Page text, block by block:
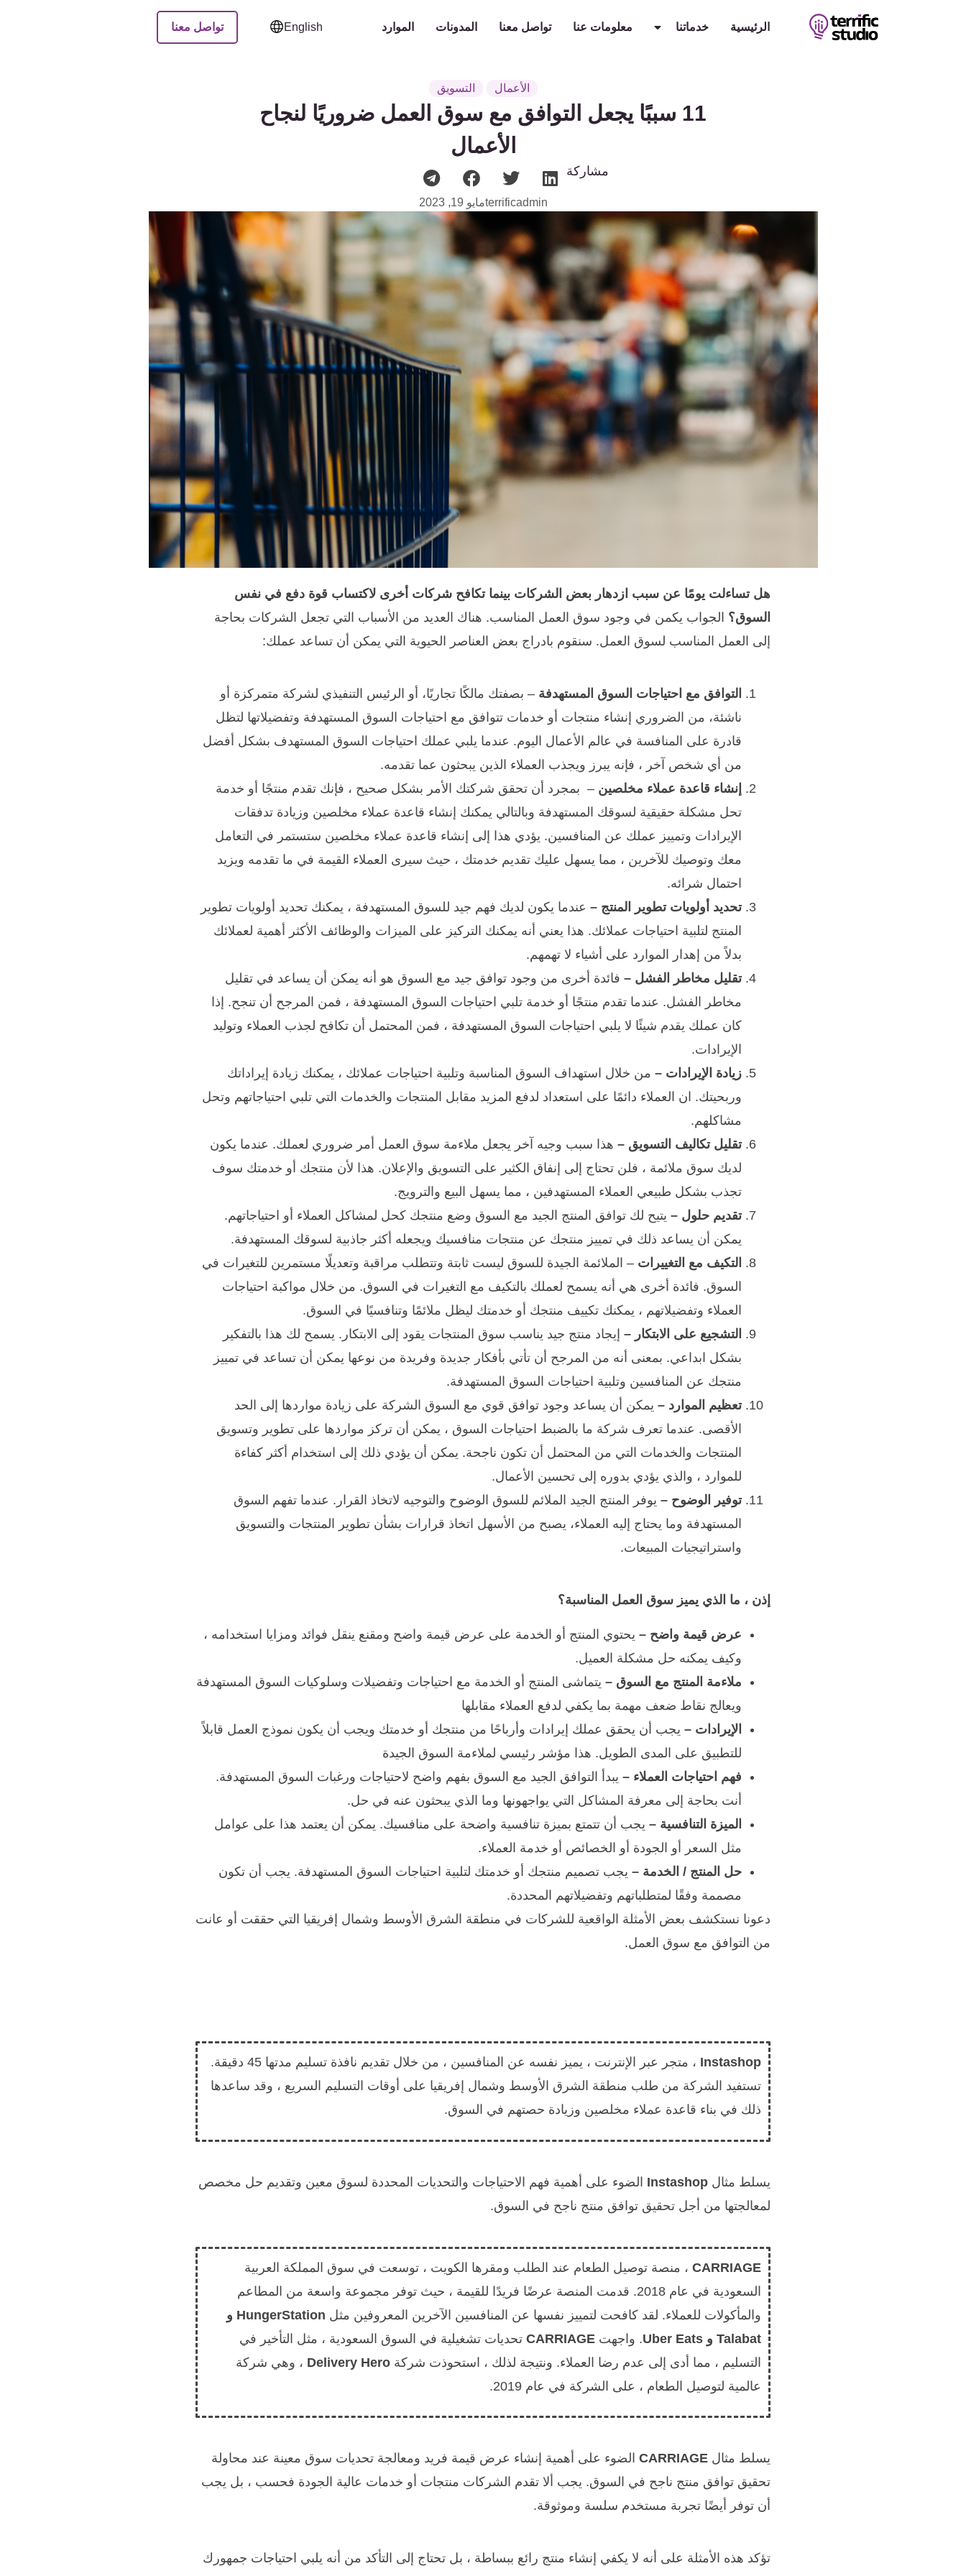
الرئيسية خدماتنا معلومات عنا تواصل معنا المدونات الموارد English تواصل معنا
الأعمال التسويق
11 سببًا يجعل التوافق مع سوق العمل ضروريًا لنجاح
الأعمال
مشاركة
terrificadminمايو 19, 2023
هل تساءلت يومًا عن سبب ازدهار بعض الشركات بينما تكافح شركات أخرى لاكتساب قوة دفع في نفس
السوق؟ الجواب يكمن في وجود سوق العمل المناسب. هناك العديد من الأسباب التي تجعل الشركات بحاجة
إلى العمل المناسب لسوق العمل. سنقوم بادراج بعض العناصر الحيوية التي يمكن أن تساعد عملك:
التوافق مع احتياجات السوق المستهدفة – بصفتك مالكًا تجاريًا، أو الرئيس التنفيذي لشركة متمركزة أو
ناشئة، من الضروري إنشاء منتجات أو خدمات تتوافق مع احتياجات السوق المستهدفة وتفضيلاتها لتظل
قادرة على المنافسة في عالم الأعمال اليوم. عندما يلبي عملك احتياجات السوق المستهدف بشكل أفضل
من أي شخص آخر ، فإنه يبرز ويجذب العملاء الذين يبحثون عما تقدمه.
إنشاء قاعدة عملاء مخلصين – بمجرد أن تحقق شركتك الأمر بشكل صحيح ، فإنك تقدم منتجًا أو خدمة
تحل مشكلة حقيقية لسوقك المستهدفة وبالتالي يمكنك إنشاء قاعدة عملاء مخلصين وزيادة تدفقات
الإيرادات وتمييز عملك عن المنافسين. يؤدي هذا إلى إنشاء قاعدة عملاء مخلصين ستستمر في التعامل
معك وتوصيك للآخرين ، مما يسهل عليك تقديم خدمتك ، حيث سيرى العملاء القيمة في ما تقدمه ويزيد
احتمال شرائه.
تحديد أولويات تطوير المنتج – عندما يكون لديك فهم جيد للسوق المستهدفة ، يمكنك تحديد أولويات تطوير
المنتج لتلبية احتياجات عملائك. هذا يعني أنه يمكنك التركيز على الميزات والوظائف الأكثر أهمية لعملائك
بدلاً من إهدار الموارد على أشياء لا تهمهم.
تقليل مخاطر الفشل – فائدة أخرى من وجود توافق جيد مع السوق هو أنه يمكن أن يساعد في تقليل
مخاطر الفشل. عندما تقدم منتجًا أو خدمة تلبي احتياجات السوق المستهدفة ، فمن المرجح أن تنجح. إذا
كان عملك يقدم شيئًا لا يلبي احتياجات السوق المستهدفة ، فمن المحتمل أن تكافح لجذب العملاء وتوليد
الإيرادات.
زيادة الإيرادات – من خلال استهداف السوق المناسبة وتلبية احتياجات عملائك ، يمكنك زيادة إيراداتك
وربحيتك. ان العملاء دائمًا على استعداد لدفع المزيد مقابل المنتجات والخدمات التي تلبي احتياجاتهم وتحل
مشاكلهم.
تقليل تكاليف التسويق – هذا سبب وجيه آخر يجعل ملاءمة سوق العمل أمر ضروري لعملك. عندما يكون
لديك سوق ملائمة ، فلن تحتاج إلى إنفاق الكثير على التسويق والإعلان. هذا لأن منتجك أو خدمتك سوف
تجذب بشكل طبيعي العملاء المستهدفين ، مما يسهل البيع والترويج.
تقديم حلول – يتيح لك توافق المنتج الجيد مع السوق وضع منتجك كحل لمشاكل العملاء أو احتياجاتهم.
يمكن أن يساعد ذلك في تمييز منتجك عن منتجات منافسيك ويجعله أكثر جاذبية لسوقك المستهدفة.
التكيف مع التغييرات – الملائمة الجيدة للسوق ليست ثابتة وتتطلب مراقبة وتعديلًا مستمرين للتغيرات في
السوق. فائدة أخرى هي أنه يسمح لعملك بالتكيف مع التغيرات في السوق. من خلال مواكبة احتياجات
العملاء وتفضيلاتهم ، يمكنك تكييف منتجك أو خدمتك ليظل ملائمًا وتنافسيًا في السوق.
التشجيع على الابتكار – إيجاد منتج جيد يناسب سوق المنتجات يقود إلى الابتكار. يسمح لك هذا بالتفكير
بشكل ابداعي. بمعنى أنه من المرجح أن تأتي بأفكار جديدة وفريدة من نوعها يمكن أن تساعد في تمييز
منتجك عن المنافسين وتلبية احتياجات السوق المستهدفة.
تعظيم الموارد – يمكن أن يساعد وجود توافق قوي مع السوق الشركة على زيادة مواردها إلى الحد
الأقصى. عندما تعرف شركة ما بالضبط احتياجات السوق ، يمكن أن تركز مواردها على تطوير وتسويق
المنتجات والخدمات التي من المحتمل أن تكون ناجحة. يمكن أن يؤدي ذلك إلى استخدام أكثر كفاءة
للموارد ، والذي يؤدي بدوره إلى تحسين الأعمال.
توفير الوضوح – يوفر المنتج الجيد الملائم للسوق الوضوح والتوجيه لاتخاذ القرار. عندما تفهم السوق
المستهدفة وما يحتاج إليه العملاء، يصبح من الأسهل اتخاذ قرارات بشأن تطوير المنتجات والتسويق
واستراتيجيات المبيعات.
إذن ، ما الذي يميز سوق العمل المناسبة؟
عرض قيمة واضح – يحتوي المنتج أو الخدمة على عرض قيمة واضح ومقنع ينقل فوائد ومزايا استخدامه ،
وكيف يمكنه حل مشكلة العميل.
ملاءمة المنتج مع السوق – يتماشى المنتج أو الخدمة مع احتياجات وتفضيلات وسلوكيات السوق المستهدفة
ويعالج نقاط ضعف مهمة بما يكفي لدفع العملاء مقابلها
الإيرادات – يجب أن يحقق عملك إيرادات وأرباحًا من منتجك أو خدمتك ويجب أن يكون نموذج العمل قابلاً
للتطبيق على المدى الطويل. هذا مؤشر رئيسي لملاءمة السوق الجيدة
فهم احتياجات العملاء – يبدأ التوافق الجيد مع السوق بفهم واضح لاحتياجات ورغبات السوق المستهدفة.
أنت بحاجة إلى معرفة المشاكل التي يواجهونها وما الذي يبحثون عنه في حل.
الميزة التنافسية – يجب أن تتمتع بميزة تنافسية واضحة على منافسيك. يمكن أن يعتمد هذا على عوامل
مثل السعر أو الجودة أو الخصائص أو خدمة العملاء.
حل المنتج / الخدمة – يجب تصميم منتجك أو خدمتك لتلبية احتياجات السوق المستهدفة. يجب أن تكون
مصممة وفقًا لمتطلباتهم وتفضيلاتهم المحددة.
دعونا نستكشف بعض الأمثلة الواقعية للشركات في منطقة الشرق الأوسط وشمال إفريقيا التي حققت أو عانت
من التوافق مع سوق العمل.
Instashop ، متجر
عبر الإنترنت ، يميز نفسه عن المنافسين ، من خلال تقديم نافذة تسليم مدتها 45 دقيقة.
تستفيد الشركة من طلب منطقة الشرق الأوسط وشمال إفريقيا على أوقات التسليم السريع ، وقد ساعدها
ذلك في بناء قاعدة عملاء مخلصين وزيادة حصتهم في السوق.
يسلط مثال Instashop الضوء على أهمية فهم الاحتياجات والتحديات المحددة لسوق معين وتقديم حل مخصص
لمعالجتها من أجل تحقيق توافق منتج ناجح في السوق.
CARRIAGE ، منصة توصيل الطعام عند الطلب ومقرها الكويت ، توسعت في سوق المملكة العربية
السعودية في عام 2018. قدمت المنصة عرضًا فريدًا للقيمة ، حيث توفر مجموعة واسعة من المطاعم
والمأكولات للعملاء. لقد كافحت لتمييز نفسها عن المنافسين الآخرين المعروفين مثل
HungerStation و
Talabat و Uber Eats
. واجهت
تحديات تشغيلية في السوق السعودية ، مثل التأخير في
التسليم ، مما أدى إلى عدم رضا العملاء. ونتيجة لذلك ، استحوذت شركة Delivery Hero ، وهي شركة
عالمية لتوصيل الطعام ، على الشركة في عام 2019.
يسلط مثال CARRIAGE الضوء على أهمية إنشاء عرض قيمة فريد ومعالجة تحديات سوق معينة عند محاولة
تحقيق توافق منتج ناجح في السوق. يجب ألا تقدم الشركات منتجات أو خدمات عالية الجودة فحسب ، بل يجب
أن توفر أيضًا تجربة مستخدم سلسة وموثوقة.
تؤكد هذه الأمثلة على أنه لا يكفي إنشاء منتج رائع ببساطة ، بل تحتاج إلى التأكد من أنه يلبي احتياجات جمهورك